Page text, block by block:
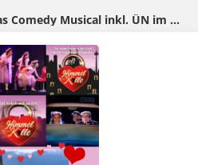
ÜN im Premium Hotel mit Frühstück ab 89€ p.P.